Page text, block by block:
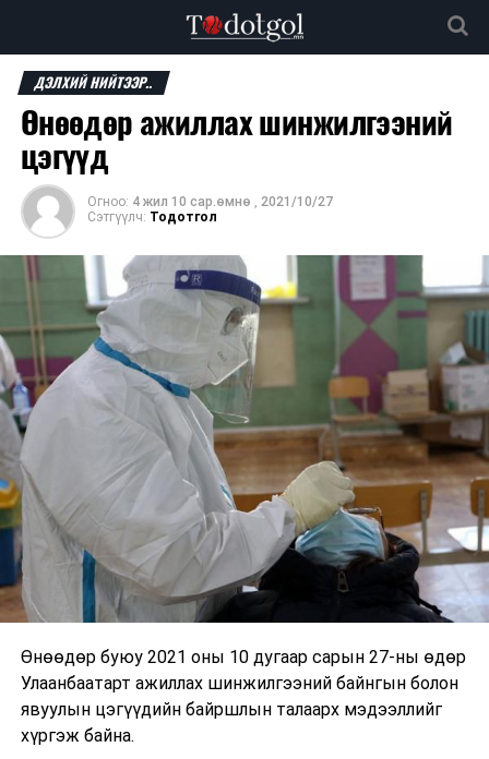
ДЭЛХИЙ НИЙТЭЭР..
Өнөөдөр ажиллах шинжилгээний
цэгүүд
Огноо: 4 жил 10 сар.өмнө , 2021/10/27
Сэтгүүлч: Тодотгол
Өнөөдөр буюу 2021 оны 10 дугаар сарын 27-ны өдөр
Улаанбаатарт ажиллах шинжилгээний байнгын болон
явуулын цэгүүдийн байршлын талаарх мэдээллийг
хүргэж байна.